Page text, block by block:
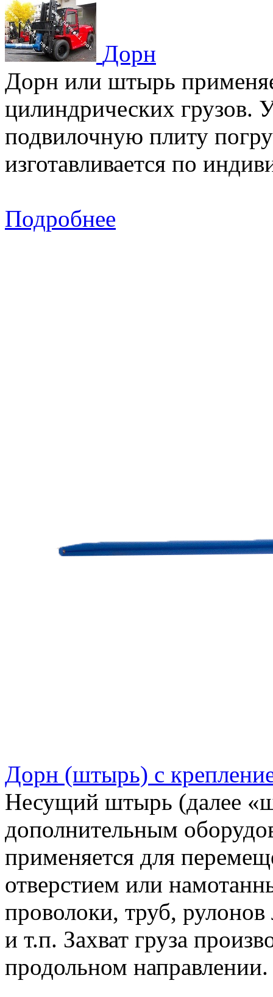
Дорн
Дорн или штырь
цилиндрических грузов.
подвилочную плиту
изготавливается по
Подробнее
Дорн (штырь) с
Несущий штырь (далее
дополнительным
применяется для
отверстием или
проволоки, труб,
и т.п. Захват груза
продольном направлении.